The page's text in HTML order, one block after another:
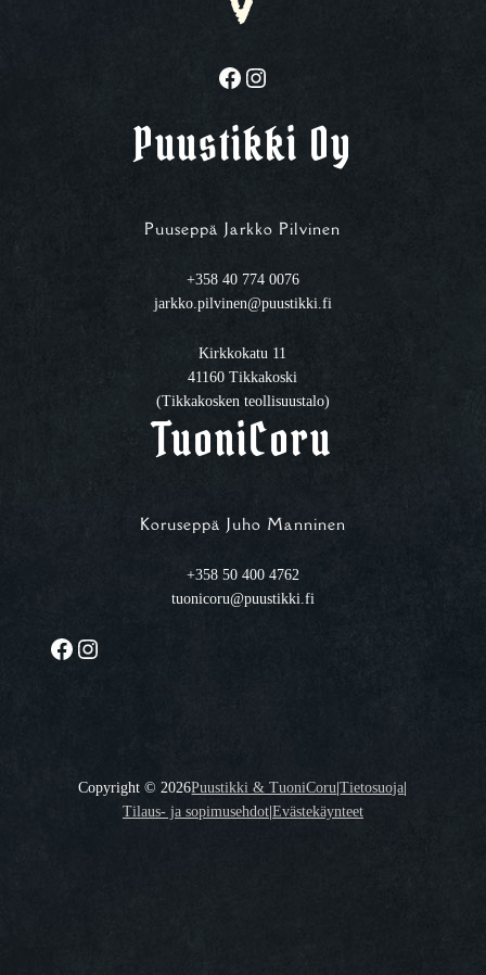
Facebook Instagram
Puustikki Oy
Puuseppä Jarkko Pilvinen
+358 40 774 0076
jarkko.pilvinen@puustikki.fi
Kirkkokatu 11
41160 Tikkakoski
(Tikkakosken teollisuustalo)
TuoniCoru
Koruseppä Juho Manninen
+358 50 400 4762
tuonicoru@puustikki.fi
Facebook Instagram
Copyright ©2026Puustikki & TuoniCoru|Tietosuoja|
Tilaus- ja sopimusehdot|Evästekäynteet